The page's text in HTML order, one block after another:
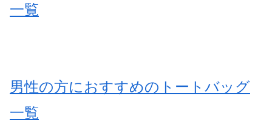
一覧
男性の方におすすめのトートバッグ
一覧